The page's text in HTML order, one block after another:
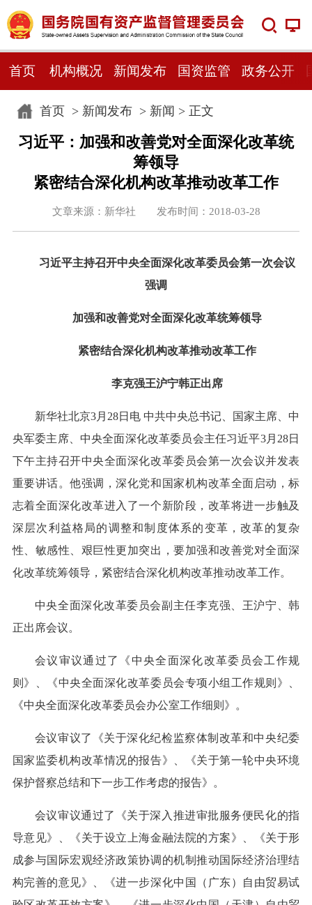
首页 机构概况 新闻发布 国资监管 政务公开
首页> 新闻发布> 新闻 > 正文
习近平：加强和改善党对全面深化改革统
筹领导
紧密结合深化机构改革推动改革工作
文章来源：新华社 发布时间：2018-03-28
习近平主持召开中央全面深化改革委员会第一次会议
强调
加强和改善党对全面深化改革统筹领导
紧密结合深化机构改革推动改革工作
李克强王沪宁韩正出席
新华社北京3月28日电 中共中央总书记、国家主席、中
央军委主席、中央全面深化改革委员会主任习近平3月28日
下午主持召开中央全面深化改革委员会第一次会议并发表
重要讲话。他强调，深化党和国家机构改革全面启动，标
志着全面深化改革进入了一个新阶段，改革将进一步触及
深层次利益格局的调整和制度体系的变革，改革的复杂
性、敏感性、艰巨性更加突出，要加强和改善党对全面深
化改革统筹领导，紧密结合深化机构改革推动改革工作。
中央全面深化改革委员会副主任李克强、王沪宁、韩
正出席会议。
会议审议通过了《中央全面深化改革委员会工作规
则》、《中央全面深化改革委员会专项小组工作规则》、
《中央全面深化改革委员会办公室工作细则》。
会议审议了《关于深化纪检监察体制改革和中央纪委
国家监委机构改革情况的报告》、《关于第一轮中央环境
保护督察总结和下一步工作考虑的报告》。
会议审议通过了《关于深入推进审批服务便民化的指
导意见》、《关于设立上海金融法院的方案》、《关于形
成参与国际宏观经济政策协调的机制推动国际经济治理结
构完善的意见》、《进一步深化中国（广东）自由贸易试